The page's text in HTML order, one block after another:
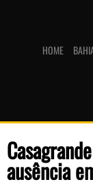
HOME
ausência